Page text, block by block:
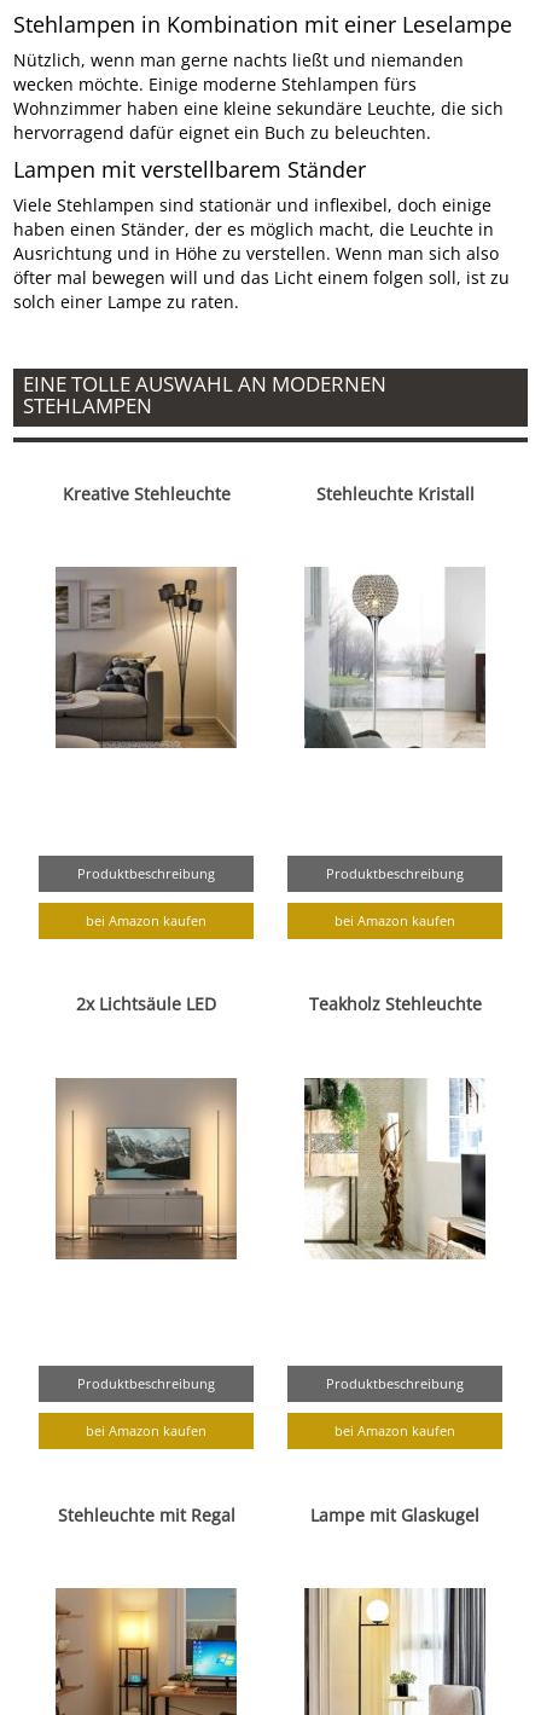
Stehlampen in Kombination mit einer Leselampe
Nützlich, wenn man gerne nachts ließt und niemanden
wecken möchte. Einige moderne Stehlampen fürs
Wohnzimmer haben eine kleine sekundäre Leuchte, die sich
hervorragend dafür eignet ein Buch zu beleuchten.
Lampen mit verstellbarem Ständer
Viele Stehlampen sind stationär und inflexibel, doch einige
haben einen Ständer, der es möglich macht, die Leuchte in
Ausrichtung und in Höhe zu verstellen. Wenn man sich also
öfter mal bewegen will und das Licht einem folgen soll, ist zu
solch einer Lampe zu raten.
EINE TOLLE AUSWAHL AN MODERNEN
STEHLAMPEN
Kreative Stehleuchte
Produktbeschreibung
bei Amazon kaufen
Stehleuchte Kristall
Produktbeschreibung
bei Amazon kaufen
2x Lichtsäule LED
Produktbeschreibung
bei Amazon kaufen
Teakholz Stehleuchte
Produktbeschreibung
bei Amazon kaufen
Stehleuchte mit Regal Lampe mit Glaskugel